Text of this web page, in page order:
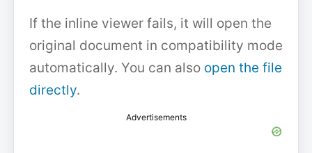
If the inline viewer fails, it will open the
original document in compatibility mode
automatically. You can also open the file
directly.
Advertisements